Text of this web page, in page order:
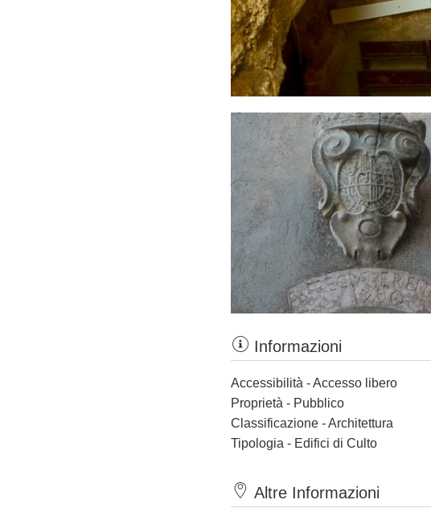
Informazioni
Accessibilità - Accesso libero
Proprietà - Pubblico
Classificazione - Architettura
Tipologia - Edifici di Culto
Altre Informazioni